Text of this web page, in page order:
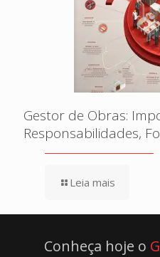
Gestor de Obras:
Responsabilidades,
Leia mais
Conheça hoje o